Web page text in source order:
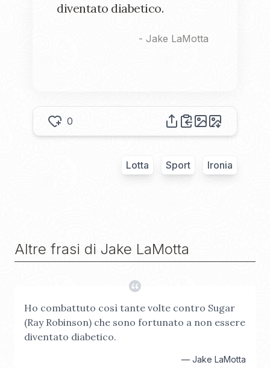
diventato diabetico.
- Jake LaMotta
0
Lotta Sport Ironia
Altre frasi di Jake LaMotta
Ho combattuto così tante volte contro Sugar
(Ray Robinson) che sono fortunato a non essere
diventato diabetico.
— Jake LaMotta